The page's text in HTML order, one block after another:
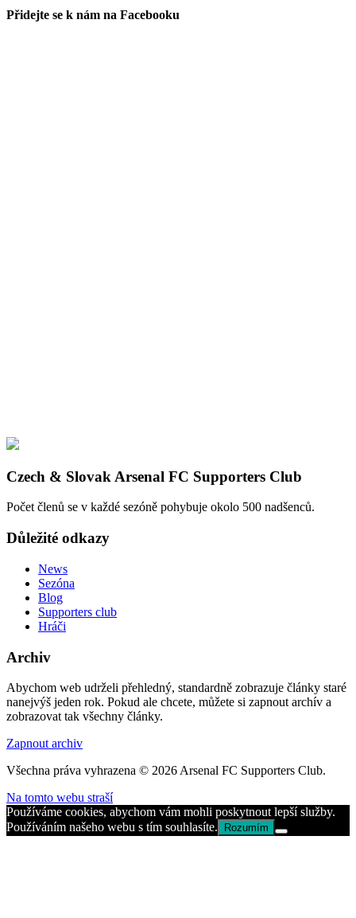
Přidejte se k nám na Facebooku
Czech & Slovak Arsenal FC Supporters Club
Počet členů se v každé sezóně pohybuje okolo 500 nadšenců.
Důležité odkazy
News
Sezóna
Blog
Supporters club
Hráči
Archiv
Abychom web udrželi přehledný, standardně zobrazuje články staré
nanejvýš jeden rok. Pokud ale chcete, můžete si zapnout archív a
zobrazovat tak všechny články.
Zapnout archiv
Všechna práva vyhrazena © 2026 Arsenal FC Supporters Club.
Na tomto webu straší
Používáme cookies, abychom vám mohli poskytnout lepší služby.
Používáním našeho webu s tím souhlasíte.
Rozumím